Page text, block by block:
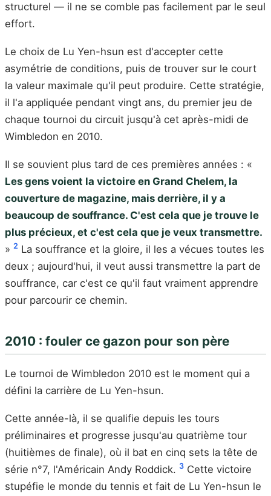
structurel — il ne se comble pas facilement par le seul
effort.
Le choix de Lu Yen-hsun est d'accepter cette
asymétrie de conditions, puis de trouver sur le court
la valeur maximale qu'il peut produire. Cette stratégie,
il l'a appliquée pendant vingt ans, du premier jeu de
chaque tournoi du circuit jusqu'à cet après-midi de
Wimbledon en 2010.
Il se souvient plus tard de ces premières années : «
Les gens voient la victoire en Grand Chelem, la
couverture de magazine, mais derrière, il y a
beaucoup de souffrance. C'est cela que je trouve le
plus précieux, et c'est cela que je veux transmettre.
» 2 La souffrance et la gloire, il les a vécues toutes les
deux ; aujourd'hui, il veut aussi transmettre la part de
souffrance, car c'est ce qu'il faut vraiment apprendre
pour parcourir ce chemin.
2010 : fouler ce gazon pour son père
Le tournoi de Wimbledon 2010 est le moment qui a
défini la carrière de Lu Yen-hsun.
Cette année-là, il se qualifie depuis les tours
préliminaires et progresse jusqu'au quatrième tour
(huitièmes de finale), où il bat en cinq sets la tête de
série n°7, l'Américain Andy Roddick. 3 Cette victoire
stupéfie le monde du tennis et fait de Lu Yen-hsun le